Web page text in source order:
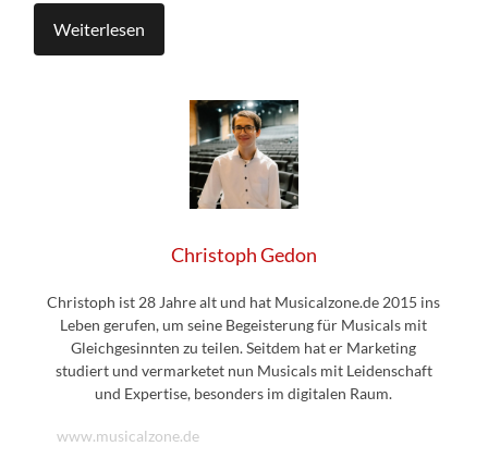
Weiterlesen
Christoph Gedon
Christoph ist 28 Jahre alt und hat Musicalzone.de 2015 ins
Leben gerufen, um seine Begeisterung für Musicals mit
Gleichgesinnten zu teilen. Seitdem hat er Marketing
studiert und vermarketet nun Musicals mit Leidenschaft
und Expertise, besonders im digitalen Raum.
www.musicalzone.de